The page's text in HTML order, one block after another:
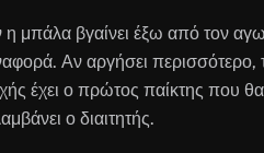
μπάλα βγαίνει έξω από τον
Αν αργήσει περισσότερο,
έχει ο πρώτος παίκτης που
ο διαιτητής.